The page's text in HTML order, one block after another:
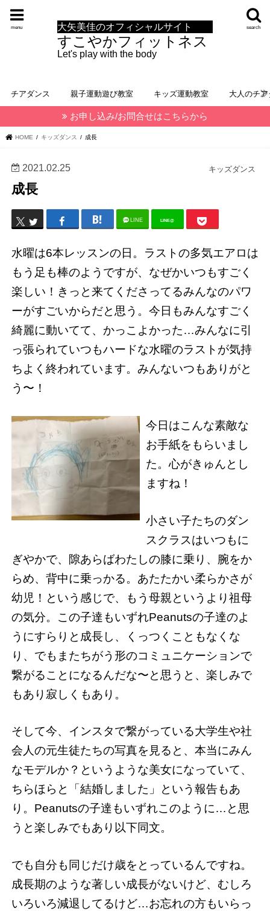
大矢美佳のオフィシャルサイト
すこやかフィットネス
Let's play with the body
search
menu
チアダンス 親子運動遊び教室 キッズ運動教室 大人のチ
お申し込み/お問合せはこちらから
HOME キッズダンス 成長
キッズダンス
2021.02.25
成長
LINE LINE@
水曜は6本レッスンの日。ラストの多気エアロは
もう足も棒のようですが、なぜかいつもすごく
楽しい！きっと来てくださってるみんなのパワ
ーがすごいからだと思う。今日もみんなすごく
綺麗に動いてて、かっこよかった…みんなに引
っ張られていつもハードな水曜のラストが気持
ちよく終われています。みんないつもありがと
う〜！
今日はこんな素敵な
お手紙をもらいまし
た。心がきゅんとし
ますね！
小さい子たちのダン
スクラスはいつもに
ぎやかで、隙あらばわたしの膝に乗り、腕をか
らめ、背中に乗っかる。あたたかい柔らかさが
幼児！という感じで、もう母親というより祖母
の気分。この子達もいずれPeanutsの子達のよ
うにすらりと成長し、くっつくこともなくな
り、でもまたちがう形のコミュニケーションで
繋がることになるんだな〜と思うと、楽しみで
もあり寂しくもあり。
そして今、インスタで繋がっている大学生や社
会人の元生徒たちの写真を見ると、本当にみん
なモデルか？というような美女になっていて、
ちらほらと「結婚しました」という報告もあ
り。Peanutsの子達もいずれこのように…と思
うと楽しみでもあり以下同文。
でも自分も同じだけ歳をとっているんですね。
成長期のような著しい成長がないけど、むしろ
いろいろ減退してるけど…お忘れの方もいらっ